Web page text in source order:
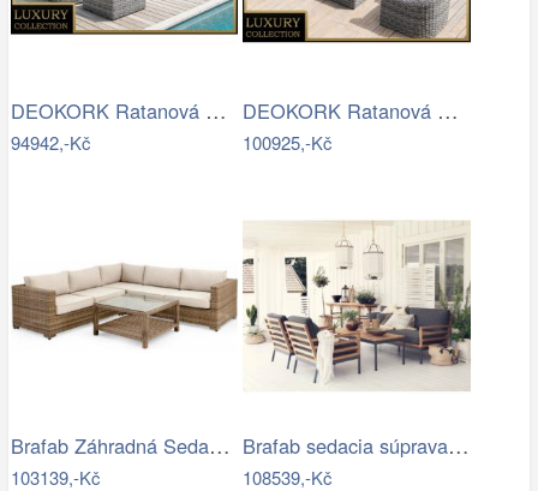
DEOKORK Ratanová modulová sestava…
94942,-Kč
DEOKORK Ratanová modulová sestava…
100925,-Kč
Brafab Záhradná Sedacia súprava NINJA -…
103139,-Kč
Brafab sedacia súprava ZALONGO Mdum
108539,-Kč